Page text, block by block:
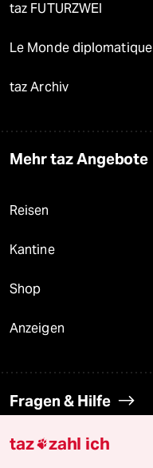
taz FUTURZWEI
Le Monde diplomatique
taz Archiv
Mehr taz Angebote
Reisen
Kantine
Shop
Anzeigen
Fragen & Hilfe
Feedback
taz zahl ich